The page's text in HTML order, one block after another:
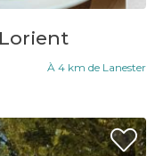
À 4 km de Lanester